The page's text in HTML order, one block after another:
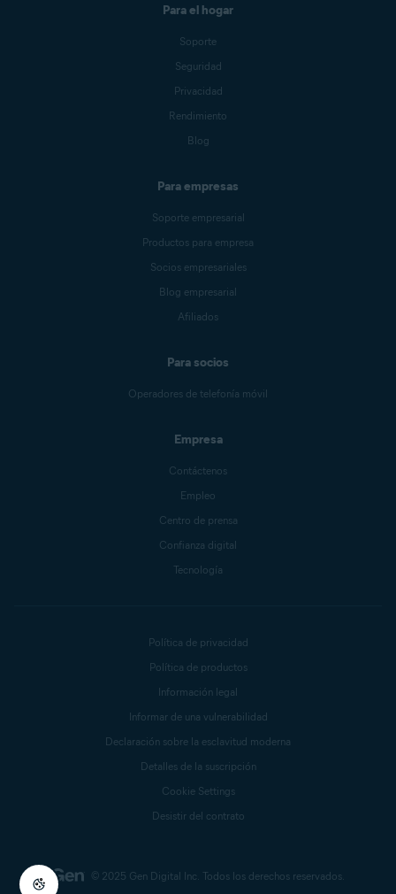
Para el hogar
Soporte
Seguridad
Privacidad
Rendimiento
Blog
Para empresas
Soporte empresarial
Productos para empresa
Socios empresariales
Blog empresarial
Afiliados
Para socios
Operadores de telefonía móvil
Empresa
Contáctenos
Empleo
Centro de prensa
Confianza digital
Tecnología
© 2025 Gen Digital Inc. Todos los derechos reservados.
Política de privacidad
Política de productos
Información legal
Informar de una vulnerabilidad
Declaración sobre la esclavitud moderna
Detalles de la suscripción
Cookie Settings
Desistir del contrato